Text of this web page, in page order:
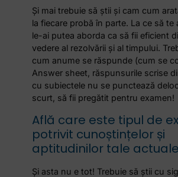
Și mai trebuie să știi și cam cum
la fiecare probă în parte. La ce să te
le-ai putea aborda ca să fii eficient
vedere al rezolvării și al timpului.
cum anume se răspunde (cum se
Answer sheet, răspunsurile scrise
cu subiectele nu se punctează
scurt, să fii pregătit pentru examen!
Află care este tipul de
potrivit cunoștințelor și
aptitudinilor tale actuale
Și asta nu e tot! Trebuie să știi cu